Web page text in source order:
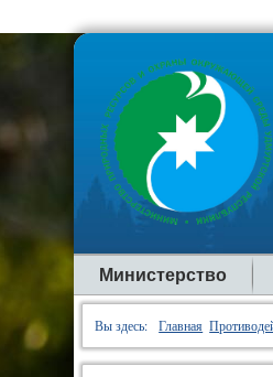
Министерство
Вы здесь:Главная